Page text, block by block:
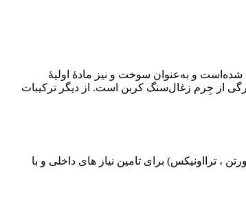
و به‌عنوان سوخت و نیز مادهٔ اولیهٔ
از جِرم زغال‌سنگ کربن است. از دیگر ترکیبات
ترااونیکس) برای تامین نیاز های داخلی و با